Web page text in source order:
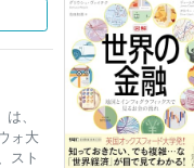
、
ォ大
スト